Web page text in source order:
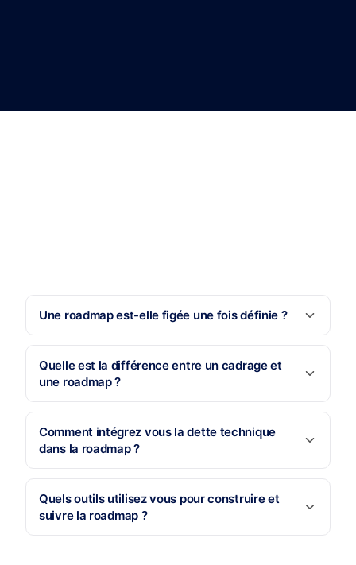
Une roadmap est-elle figée une fois définie ?
Quelle est la différence entre un cadrage et
une roadmap ?
Comment intégrez vous la dette technique
dans la roadmap ?
Quels outils utilisez vous pour construire et
suivre la roadmap ?